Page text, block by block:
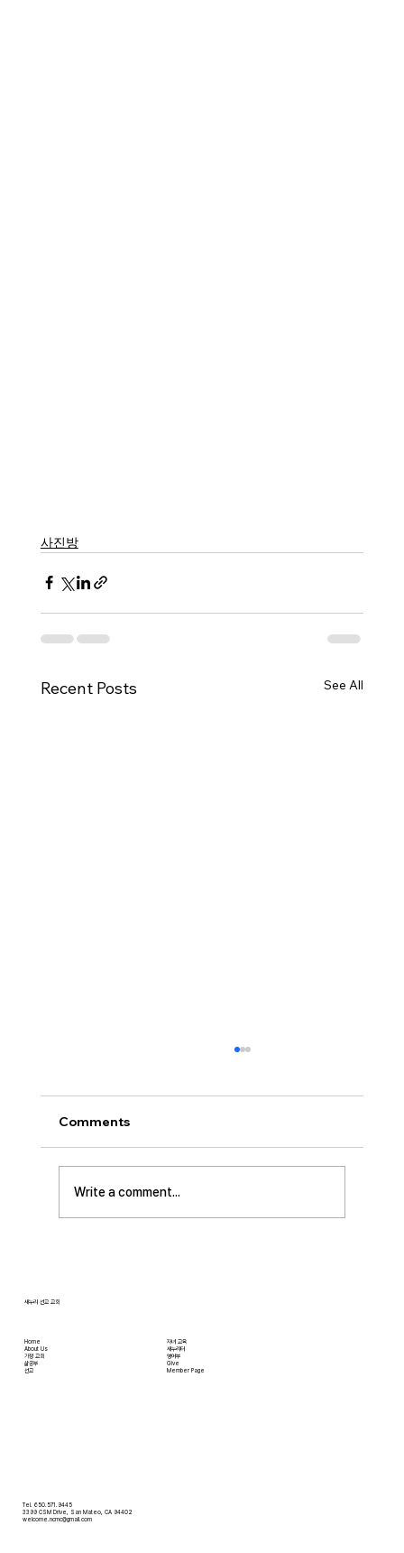
사진방
Recent Posts See All
Comments
Write a comment...
Home
About Us
​가정 교회
​삶공부
​선교
자녀 교육
새누리터
영어부
Give
Member Page
Tel. 650.571.9445
3399 CSM Drive, San Mateo, CA 94402
welcome.ncmc@gmail.com
새누리 선교 교회